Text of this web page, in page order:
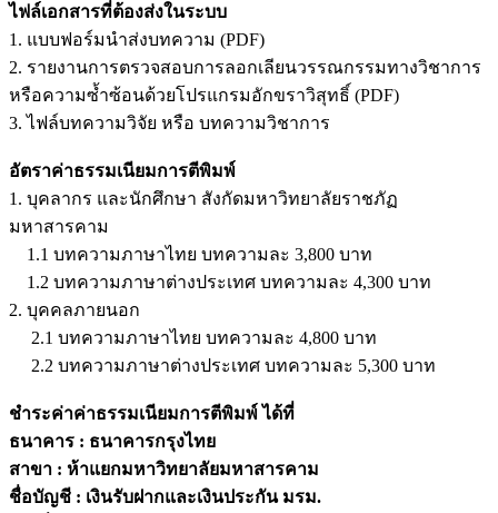
ไฟล์เอกสารที่ต้องส่งในระบบ
1. แบบฟอร์มนำส่งบทความ (PDF)
2. รายงานการตรวจสอบการลอกเลียนวรรณกรรมทางวิชาการ
หรือความซ้ำซ้อนด้วยโปรแกรมอักขราวิสุทธิ์ (PDF)
3. ไฟล์บทความวิจัย หรือ บทความวิชาการ
อัตราค่าธรรมเนียมการตีพิมพ์
1. บุคลากร และนักศึกษา สังกัดมหาวิทยาลัยราชภัฏ
มหาสารคาม
1.1 บทความภาษาไทย บทความละ 3,800 บาท
1.2 บทความภาษาต่างประเทศ บทความละ 4,300 บาท
2. บุคคลภายนอก
2.1 บทความภาษาไทย บทความละ 4,800 บาท
2.2 บทความภาษาต่างประเทศ บทความละ 5,300 บาท
ชำระค่าค่าธรรมเนียมการตีพิมพ์ ได้ที่
ธนาคาร : ธนาคารกรุงไทย
สาขา : ห้าแยกมหาวิทยาลัยมหาสารคาม
ชื่อบัญชี : เงินรับฝากและเงินประกัน มรม.